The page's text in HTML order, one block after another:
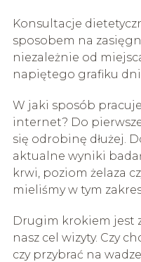
Konsultacje
sposobem na
niezależnie od
napiętego grafiku
W jaki sposób
internet? Do
się odrobinę dłużej.
aktualne wyniki
krwi, poziom żelaza
mieliśmy w tym
Drugim krokiem jest
nasz cel wizyty. Czy
czy przybrać na